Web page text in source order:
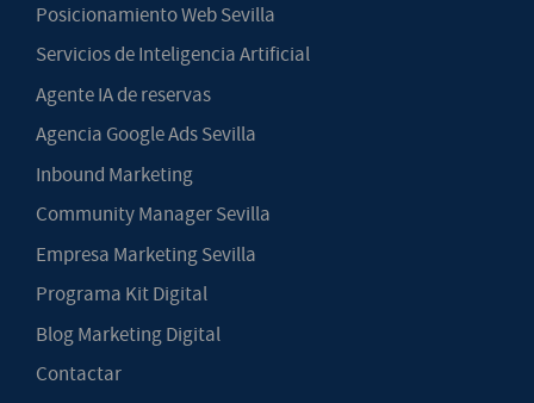
Posicionamiento Web Sevilla
Servicios de Inteligencia Artificial
Agente IA de reservas
Agencia Google Ads Sevilla
Inbound Marketing
Community Manager Sevilla
Empresa Marketing Sevilla
Programa Kit Digital
Blog Marketing Digital
Contactar